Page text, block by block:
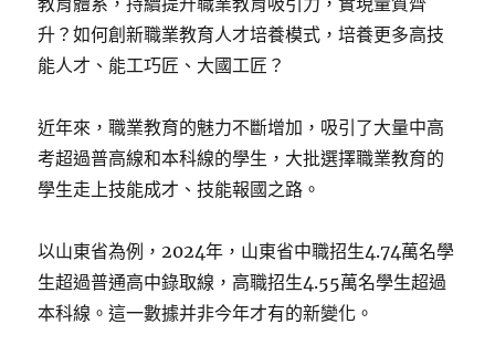
升？如何創新職業教育人才培養模式，培養更多高技
能人才、能工巧匠、大國工匠？
近年來，職業教育的魅力不斷增加，吸引了大量中高
考超過普高線和本科線的學生，大批選擇職業教育的
學生走上技能成才、技能報國之路。
以山東省為例，2024年，山東省中職招生4.74萬名學
生超過普通高中錄取線，高職招生4.55萬名學生超過
本科線。這一數據并非今年才有的新變化。